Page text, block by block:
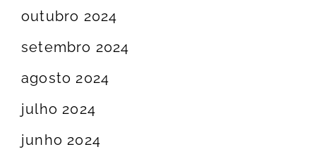
outubro 2024
setembro 2024
agosto 2024
julho 2024
junho 2024